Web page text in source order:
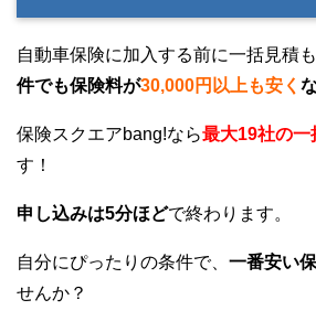
自動車保険に加入する前に一括見積も
件でも保険料が30,000円以上も安く
保険スクエアbang!なら最大19社の一
す！
申し込みは5分ほどで終わります。
自分にぴったりの条件で、 一番安い
せんか？